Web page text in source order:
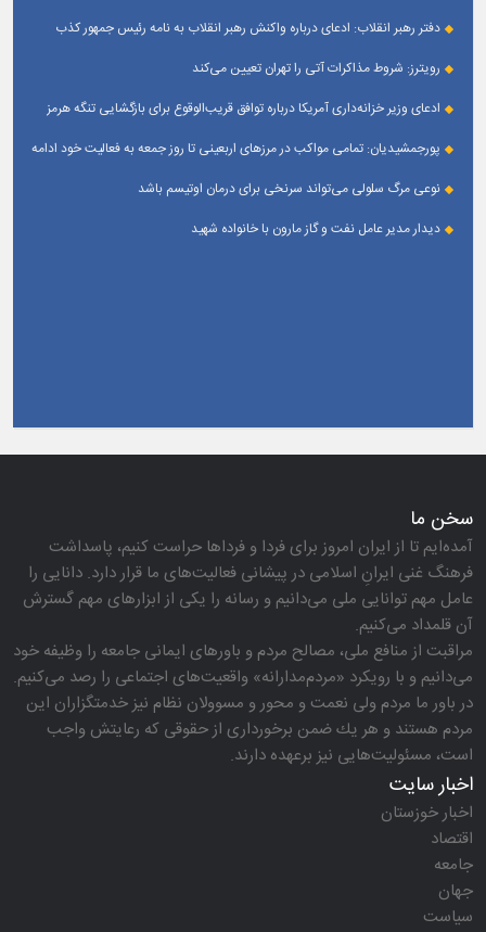
دفتر رهبر انقلاب: ادعای درباره واکنش رهبر انقلاب به نامه رئیس جمهور کذب
رویترز: شروط مذاکرات آتی را تهران تعیین می‌کند
ادعای وزیر خزانه‌داری آمریکا درباره توافق قریب‌الوقوع برای بازگشایی تنگه هرمز
پورجمشیدیان: تمامی مواکب در مرزهای اربعینی تا روز جمعه به فعالیت خود ادامه
نوعی مرگ سلولی می‌تواند سرنخی برای درمان اوتیسم باشد
دیدار مدیر عامل نفت و گاز مارون با خانواده شهید
سخن ما
آمده‌ایم تا از ایران امروز برای فردا و فرداها حراست كنیم، پاسداشت
فرهنگ غنی ایرانِ اسلامی در پیشانی فعالیت‌های ما قرار دارد. دانایی را
عامل مهم توانایی ملی می‌دانیم و رسانه را یكی از ابزارهای مهم گسترش
آن قلمداد می‌كنیم.
مراقبت از منافع ملی، مصالح مردم و باورهای ایمانی جامعه را وظیفه خود
می‌دانیم و با رویكرد «مردم‌مدارانه‌» واقعیت‌های اجتماعی را رصد می‌كنیم.
در باور ما مردم ولی نعمت و محور و مسوولان نظام نیز خدمتگزاران این
مردم هستند و هر یك ضمن برخورداری از حقوقی كه رعایتش واجب
است، مسئولیت‌هایی نیز برعهده دارند.
اخبار سایت
اخبار خوزستان
اقتصاد
جامعه
جهان
سیاست